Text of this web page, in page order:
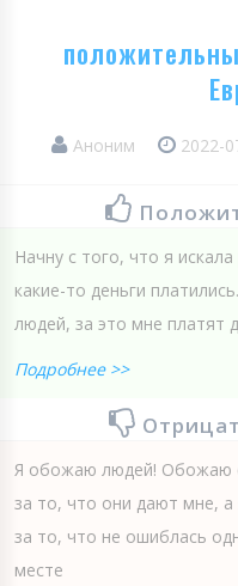
Аноним 2022-
Начну с того, что я
какие-то деньги
людей, за это мне платят
Подробнее >>
Я обожаю людей! Обожаю
за то, что они дают мне,
за то, что не ошиблась
месте